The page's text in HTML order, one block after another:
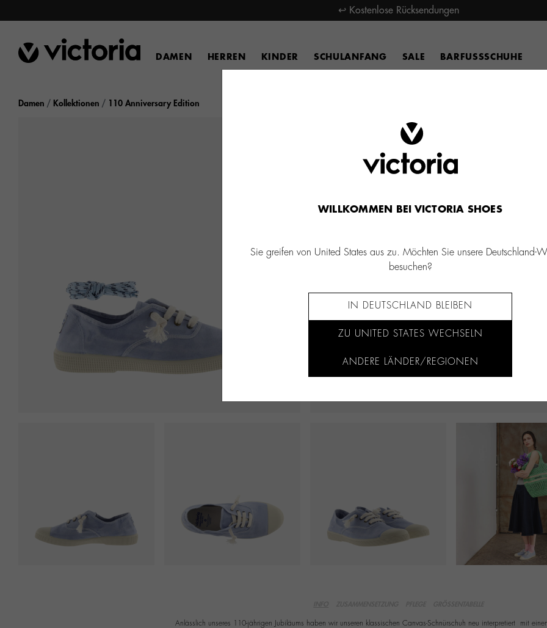
↩ Kostenlose Rücksendungen
DAMEN HERREN KINDER SCHULANFANG SALE BARFUSSSCHUHE
Damen Kollektionen 110 Anniversary Edition
Anlässlich unseres 110-jährigen Jubiläums haben wir unseren klassischen Canvas-Schnürschuh neu interpretiert  mit
WILLKOMMEN BEI VICTORIA SHOES
Sie greifen von United States aus zu. Möchten Sie unsere Deutschland-
besuchen?
IN DEUTSCHLAND BLEIBEN
ZU UNITED STATES WECHSELN
ANDERE LÄNDER/REGIONEN